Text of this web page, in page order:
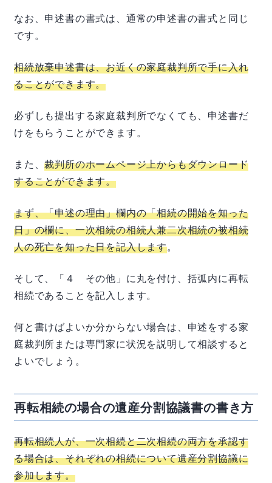
なお、申述書の書式は、通常の申述書の書式と同じ
です。
相続放棄申述書は、お近くの家庭裁判所で手に入れ
ることができます。
必ずしも提出する家庭裁判所でなくても、申述書だ
けをもらうことができます。
また、裁判所のホームページ上からもダウンロード
することができます。
まず、「申述の理由」欄内の「相続の開始を知った
日」の欄に、一次相続の相続人兼二次相続の被相続
人の死亡を知った日を記入します。
そして、「４ その他」に丸を付け、括弧内に再転
相続であることを記入します。
何と書けばよいか分からない場合は、申述をする家
庭裁判所または専門家に状況を説明して相談すると
よいでしょう。
再転相続の場合の遺産分割協議書の書き方
再転相続人が、一次相続と二次相続の両方を承認す
る場合は、それぞれの相続について遺産分割協議に
参加します。